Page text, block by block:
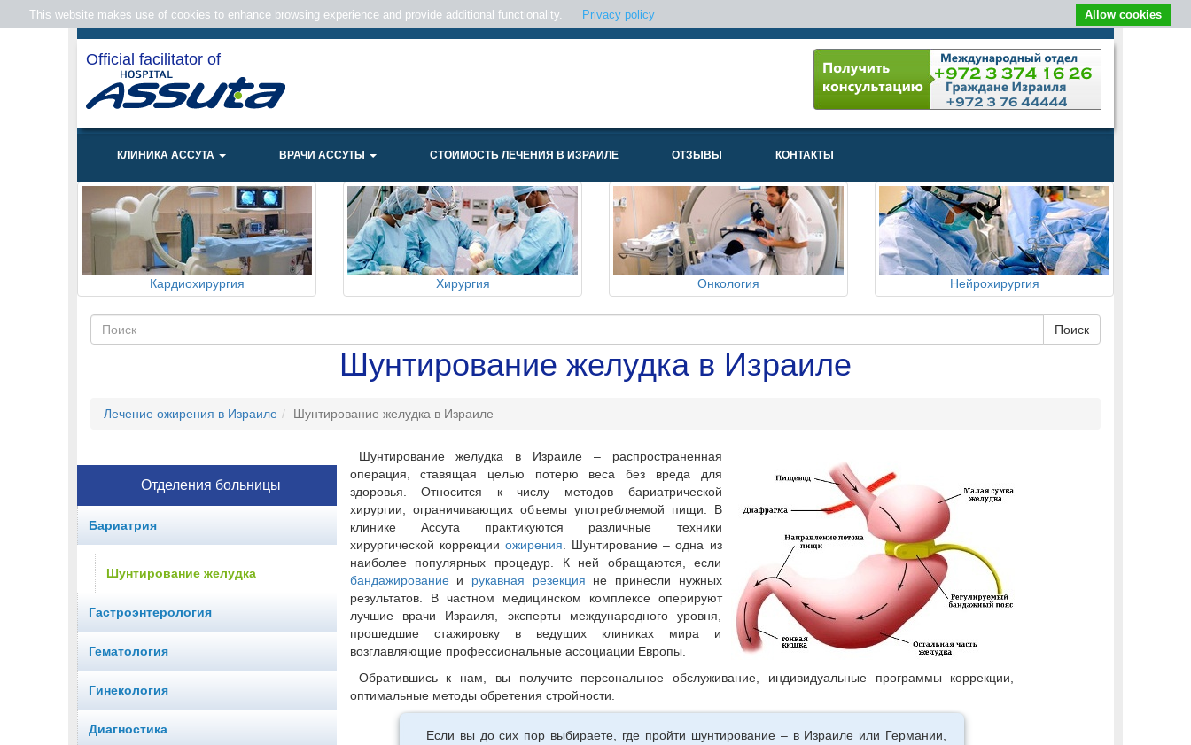
Official facilitator of
КЛИНИКА АССУТА ВРАЧИ АССУТЫ СТОИМОСТЬ ЛЕЧЕНИЯ В ИЗРАИЛЕ ОТЗЫВЫ КОНТАКТЫ
Кардиохирургия Хирургия Онкология Нейрохирургия
Шунтирование желудка в Израиле
Лечение ожирения в Израиле Шунтирование желудка в Израиле
Отделения больницы
Бариатрия
Шунтирование желудка
Гастроэнтерология
Гематология
Гинекология
Диагностика
Шунтирование желудка в Израиле – распространенная
операция, ставящая целью потерю веса без вреда для
здоровья. Относится к числу методов бариатрической
хирургии, ограничивающих объемы употребляемой пищи. В
клинике Ассута практикуются различные техники
хирургической коррекции ожирения. Шунтирование – одна из
наиболее популярных процедур. К ней обращаются, если
бандажированиеи рукавная резекция не принесли нужных
результатов. В частном медицинском комплексе оперируют
лучшие врачи Израиля, эксперты международного уровня,
прошедшие стажировку в ведущих клиниках мира и
возглавляющие профессиональные ассоциации Европы.
Обратившись к нам, вы получите персональное обслуживание, индивидуальные программы коррекции,
оптимальные методы обретения стройности.
Если вы до сих пор выбираете, где пройти шунтирование – в Израиле или Германии,
This website makes use of cookies to enhance browsing experience and provide additional functionality. Privacy policy Allow cookies